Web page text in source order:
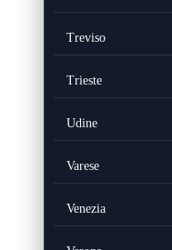
Treviso
Trieste
Udine
Varese
Venezia